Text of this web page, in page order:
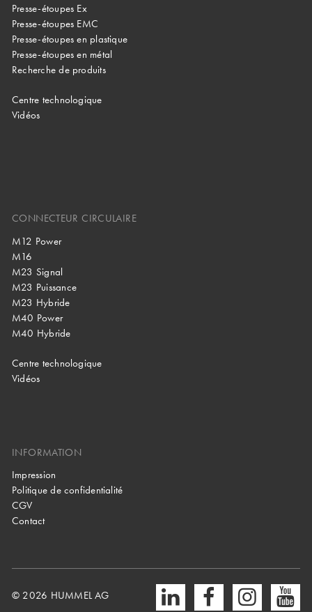
Presse-étoupes Ex
Presse-étoupes EMC
Presse-étoupes en plastique
Presse-étoupes en métal
Recherche de produits
Centre technologique
Vidéos
CONNECTEUR CIRCULAIRE
M12 Power
M16
M23 Signal
M23 Puissance
M23 Hybride
M40 Power
M40 Hybride
Centre technologique
Vidéos
INFORMATION
Impression
Politique de confidentialité
CGV
Contact
© 2026 HUMMEL AG